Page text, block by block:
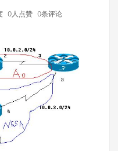
0人点赞 0条评论